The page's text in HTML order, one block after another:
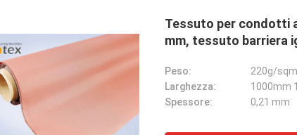
Tessuto per condotti
mm, tessuto barriera
Peso:
220g/sqm
Larghezza:
1000mm
Spessore:
0,21 mm